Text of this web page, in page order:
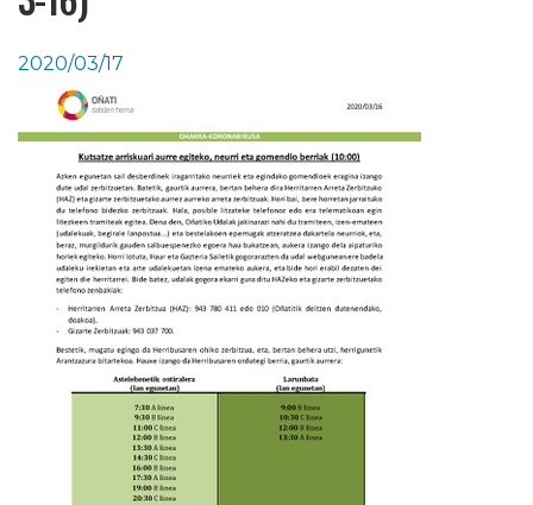
2020/03/17